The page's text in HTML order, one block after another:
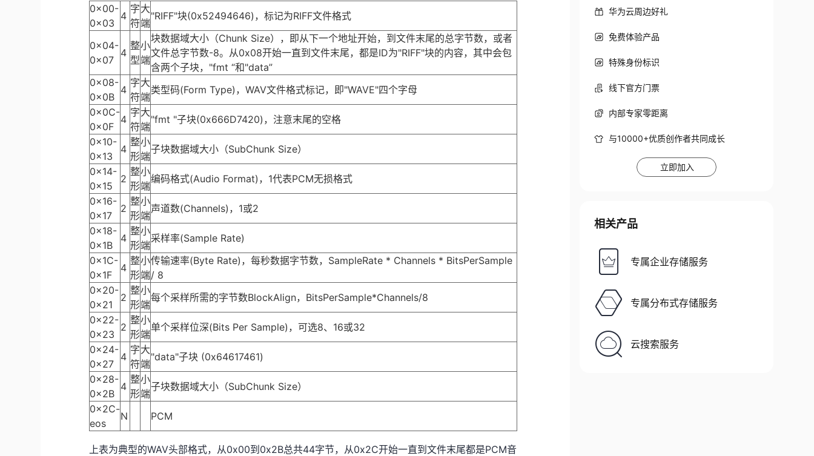
0x00-
0x03
4
字
符
大
端
"RIFF"块(0x52494646)，标记为RIFF文件格式
0x04-
0x07
4
整
型
小
端
块数据域大小（Chunk Size），即从下一个地址开始，到文件末尾的总字节数，或者
文件总字节数-8。从0x08开始一直到文件末尾，都是ID为"RIFF"块的内容，其中会包
含两个子块，"fmt “和"data”
0x08-
0x0B
4
字
符
大
端
类型码(Form Type)，WAV文件格式标记，即"WAVE"四个字母
0x0C-
0x0F
4
字
符
大
端
"fmt "子块(0x666D7420)，注意末尾的空格
0x10-
0x13
4
整
形
小
端
子块数据域大小（SubChunk Size）
0x14-
0x15
2
整
形
小
端
编码格式(Audio Format)，1代表PCM无损格式
0x16-
0x17
2
整
形
小
端
声道数(Channels)，1或2
0x18-
0x1B
4
整
形
小
端
采样率(Sample Rate)
0x1C-
0x1F
4
整
形
小
端
传输速率(Byte Rate)，每秒数据字节数，SampleRate * Channels * BitsPerSample
/ 8
0x20-
0x21
2
整
形
小
端
每个采样所需的字节数BlockAlign，BitsPerSample*Channels/8
0x22-
0x23
2
整
形
小
端
单个采样位深(Bits Per Sample)，可选8、16或32
0x24-
0x27
4
字
符
大
端
"data"子块 (0x64617461)
0x28-
0x2B
4
整
形
小
端
子块数据域大小（SubChunk Size）
0x2C-
eos
N PCM
上表为典型的WAV头部格式，从0x00到0x2B总共44字节，从0x2C开始一直到文件末尾都是PCM音
华为云周边好礼
免费体验产品
特殊身份标识
线下官方门票
内部专家零距离
与10000+优质创作者共同成长
立即加入
相关产品
专属企业存储服务
专属分布式存储服务
云搜索服务